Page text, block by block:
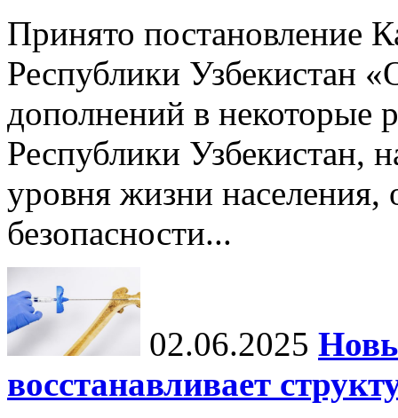
Принято постановление
Республики Узбекистан
дополнений в некоторые
Республики Узбекистан,
уровня жизни населения,
безопасности...
02.06.2025
восстанавливает